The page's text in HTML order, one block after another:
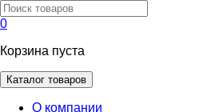
0
Корзина пуста
Каталог товаров
О компании